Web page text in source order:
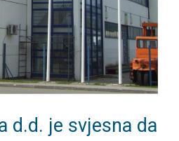
d.d. je svjesna da